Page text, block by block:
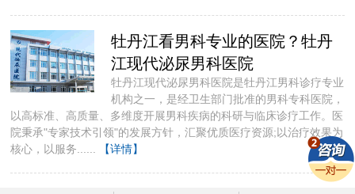
牡丹江看男科专业的医院？牡丹
江现代泌尿男科医院
牡丹江现代泌尿男科医院是牡丹江男科诊疗专业
机构之一，是经卫生部门批准的男科专科医院，
以高标准、高质量、多维度开展男科疾病的科研与临床诊疗工作。医
院秉承"专家技术引领"的发展方针，汇聚优质医疗资源;以治疗效果为
核心，以服务......
【详情】